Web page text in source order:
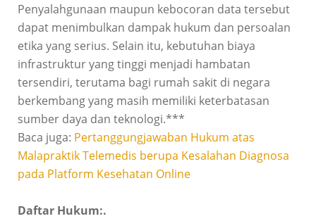
Penyalahgunaan maupun kebocoran data tersebut
dapat menimbulkan dampak hukum dan persoalan
etika yang serius. Selain itu, kebutuhan biaya
infrastruktur yang tinggi menjadi hambatan
tersendiri, terutama bagi rumah sakit di negara
berkembang yang masih memiliki keterbatasan
sumber daya dan teknologi.***
Baca juga: Pertanggungjawaban Hukum atas
Malapraktik Telemedis berupa Kesalahan Diagnosa
pada Platform Kesehatan Online
Daftar Hukum:.